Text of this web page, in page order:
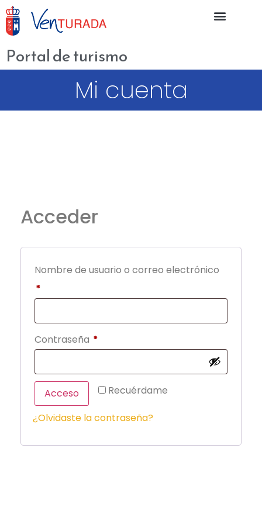
Portal de turismo
Mi cuenta
Acceder
Nombre de usuario o correo electrónico
*
Contraseña *
Recuérdame
Acceso
¿Olvidaste la contraseña?